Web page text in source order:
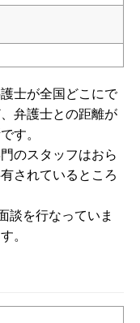
士が全国どこにで
弁護士との距離が
す。
のスタッフはおら
されているところ
談を行なっていま
。